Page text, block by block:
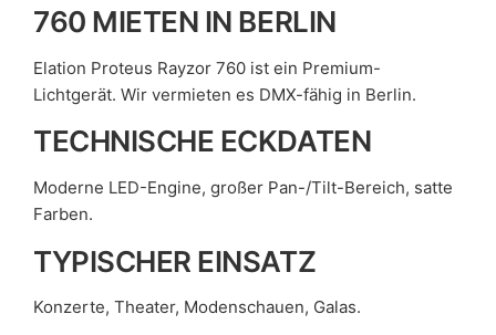
760 MIETEN IN BERLIN
Elation Proteus Rayzor 760 ist ein Premium-
Lichtgerät. Wir vermieten es DMX-fähig in Berlin.
TECHNISCHE ECKDATEN
Moderne LED-Engine, großer Pan-/Tilt-Bereich, satte
Farben.
TYPISCHER EINSATZ
Konzerte, Theater, Modenschauen, Galas.